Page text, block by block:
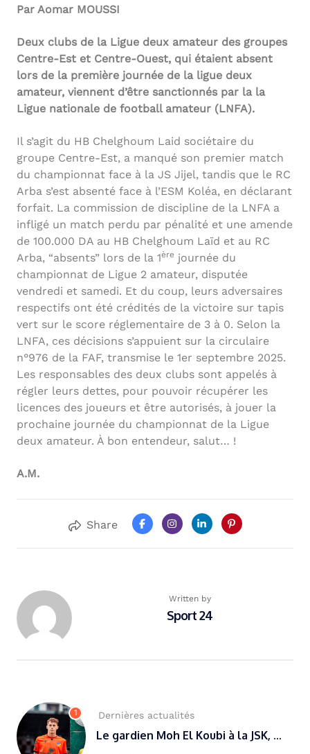
Par Aomar MOUSSI
Deux clubs de la Ligue deux amateur des groupes
Centre-Est et Centre-Ouest, qui étaient absent
lors de la première journée de la ligue deux
amateur, viennent d’être sanctionnés par la la
Ligue nationale de football amateur (LNFA).
Il s’agit du HB Chelghoum Laid sociétaire du
groupe Centre-Est, a manqué son premier match
du championnat face à la JS Jijel, tandis que le RC
Arba s’est absenté face à l’ESM Koléa, en déclarant
forfait. La commission de discipline de la LNFA a
infligé un match perdu par pénalité et une amende
de 100.000 DA au HB Chelghoum Laïd et au RC
Arba, “absents” lors de la 1ère journée du
championnat de Ligue 2 amateur, disputée
vendredi et samedi. Et du coup, leurs adversaires
respectifs ont été crédités de la victoire sur tapis
vert sur le score réglementaire de 3 à 0. Selon la
LNFA, ces décisions s’appuient sur la circulaire
n°976 de la FAF, transmise le 1er septembre 2025.
Les responsables des deux clubs sont appelés à
régler leurs dettes, pour pouvoir récupérer les
licences des joueurs et être autorisés, à jouer la
prochaine journée du championnat de la Ligue
deux amateur. À bon entendeur, salut… !
A.M.
Share
Written by
Sport 24
1 Dernières actualités
Le gardien Moh El Koubi à la JSK, ...